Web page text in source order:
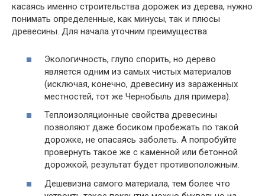
касаясь именно строительства дорожек из дерева, нужно
понимать определенные, как минусы, так и плюсы
древесины. Для начала уточним преимущества:
Экологичность, глупо спорить, но дерево
является одним из самых чистых материалов
(исключая, конечно, древесину из зараженных
местностей, тот же Чернобыль для примера).
Теплоизоляционные свойства древесины
позволяют даже босиком пробежать по такой
дорожке, не опасаясь заболеть. А попробуйте
провернуть такое же с каменной или бетонной
дорожкой, результат будет противоположным.
Дешевизна самого материала, тем более что